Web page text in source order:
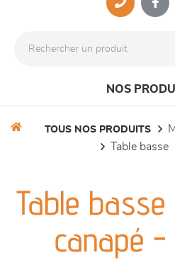
NOS
séjours
meubles de complément
TOUS NOS PRODUITS
table basse
Table
canapé